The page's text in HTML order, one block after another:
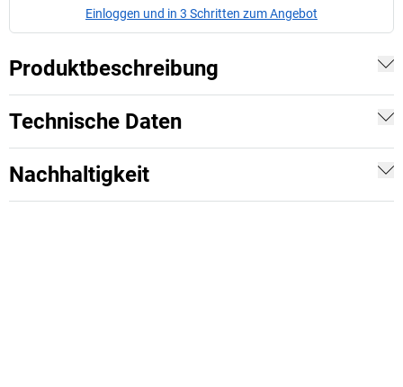
Einloggen und in 3 Schritten zum Angebot
Produktbeschreibung
Technische Daten
Nachhaltigkeit